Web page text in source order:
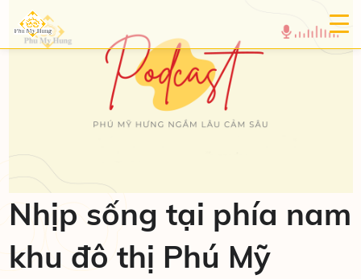
Nhịp sống tại phía nam
khu đô thị Phú Mỹ